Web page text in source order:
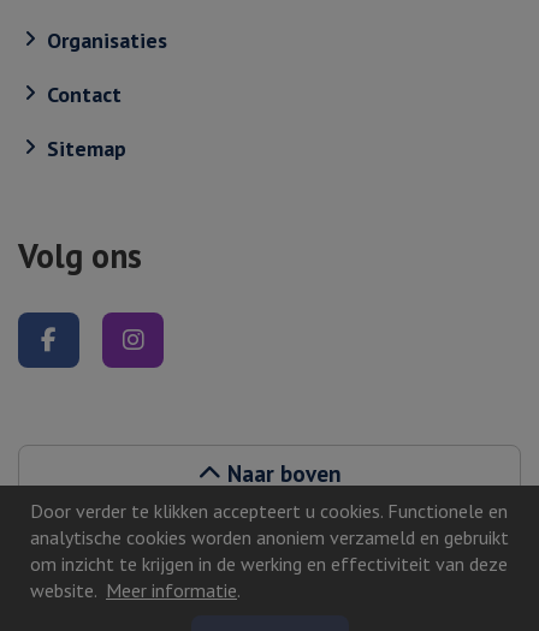
Door verder te klikken accepteert u cookies. Functionele en
analytische cookies worden anoniem verzameld en gebruikt
om inzicht te krijgen in de werking en effectiviteit van deze
website. Meer informatie.
Organisaties
Contact
Sitemap
Volg ons
Volg ons op Facebook
Naar boven